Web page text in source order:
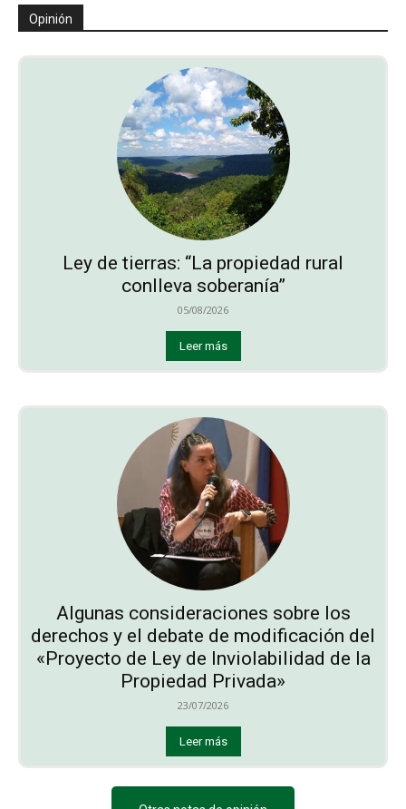
Opinión
Ley de tierras: “La propiedad rural
conlleva soberanía”
05/08/2026
Leer más
Algunas consideraciones sobre los
derechos y el debate de modificación del
«Proyecto de Ley de Inviolabilidad de la
Propiedad Privada»
23/07/2026
Leer más